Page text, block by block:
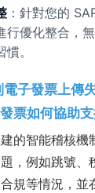
：針對您的
行優化整合，
。
電子發票上傳
票如何協助支
的智能稽核機
，例如跳號、
規等情況，並